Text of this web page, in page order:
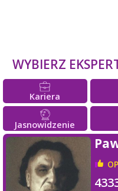
WYBIERZ
Kariera
Jasnowidzenie